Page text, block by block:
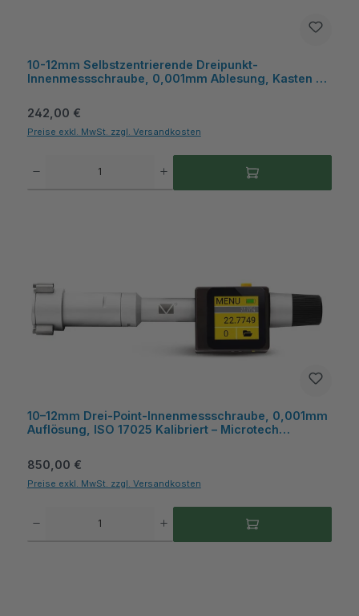
10-12mm Selbstzentrierende Dreipunkt-
Innenmessschraube, 0,001mm Ablesung, Kasten -
Regulärer Preis:
242,00 €
Preise exkl. MwSt. zzgl. Versandkosten
10–12mm Drei-Point-Innenmessschraube, 0,001mm
Auflösung, ISO 17025 Kalibriert – Microtech
Regulärer Preis:
850,00 €
Preise exkl. MwSt. zzgl. Versandkosten